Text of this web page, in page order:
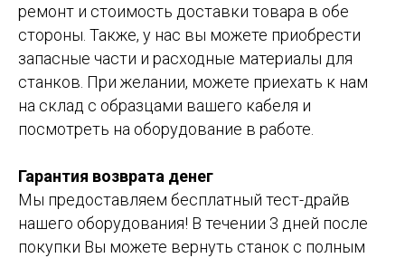
ремонт и стоимость доставки товара в обе
стороны. Также, у нас вы можете приобрести
запасные части и расходные материалы для
станков. При желании, можете приехать к нам
на склад с образцами вашего кабеля и
посмотреть на оборудование в работе.
Гарантия возврата денег
Мы предоставляем бесплатный тест-драйв
нашего оборудования! В течении 3 дней после
покупки Вы можете вернуть станок с полным